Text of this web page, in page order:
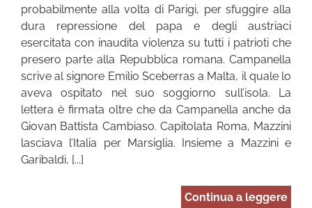
probabilmente alla volta di Parigi, per sfuggire alla
dura repressione del papa e degli austriaci
esercitata con inaudita violenza su tutti i patrioti che
presero parte alla Repubblica romana. Campanella
scrive al signore Emilio Sceberras a Malta, il quale lo
aveva ospitato nel suo soggiorno sull’isola. La
lettera è firmata oltre che da Campanella anche da
Giovan Battista Cambiaso. Capitolata Roma, Mazzini
lasciava l’Italia per Marsiglia. Insieme a Mazzini e
Garibaldi, [...]
Continua a leggere